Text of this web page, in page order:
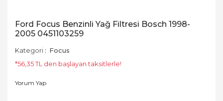
Ford Focus Benzinli Yağ Filtresi Bosch 1998-
2005 0451103259
Kategori
Focus
*56,35 TL den başlayan taksitlerle!
Yorum Yap